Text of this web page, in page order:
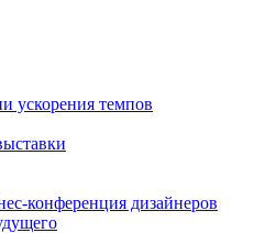
ускорения темпов
конференция дизайнеров